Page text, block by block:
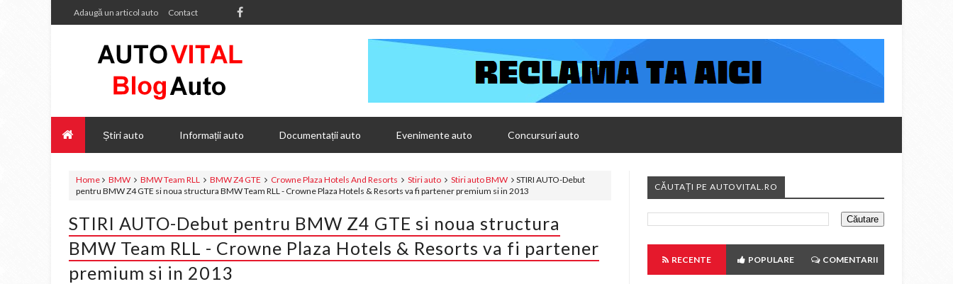
Adaugă un articol auto Contact
Știri auto Informații auto Documentații auto Evenimente auto Concursuri auto
Home BMW BMW Team RLL BMW Z4 GTE Crowne Plaza Hotels And Resorts Stiri auto Stiri auto BMW
STIRI AUTO-Debut
pentru BMW Z4 GTE si noua structura BMW Team RLL - Crowne Plaza Hotels & Resorts va fi partener premium si in 2013
STIRI AUTO-Debut pentru BMW Z4 GTE si noua structura
BMW Team RLL - Crowne Plaza Hotels & Resorts va fi partener
premium si in 2013
CĂUTAȚI PE AUTOVITAL.RO
RECENTE POPULARE COMENTARII